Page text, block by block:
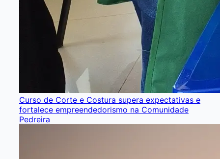
Curso de Corte e Costura supera expectativas e
fortalece empreendedorismo na Comunidade
Pedreira